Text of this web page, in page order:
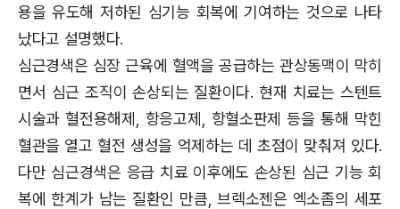
용을 유도해 저하된 심기능 회복에 기여하는 것으로 나타
났다고 설명했다.
심근경색은 심장 근육에 혈액을 공급하는 관상동맥이 막히
면서 심근 조직이 손상되는 질환이다. 현재 치료는 스텐트
시술과 혈전용해제, 항응고제, 항혈소판제 등을 통해 막힌
혈관을 열고 혈전 생성을 억제하는 데 초점이 맞춰져 있다.
다만 심근경색은 응급 치료 이후에도 손상된 심근 기능 회
복에 한계가 남는 질환인 만큼, 브렉소젠은 엑소좀의 세포